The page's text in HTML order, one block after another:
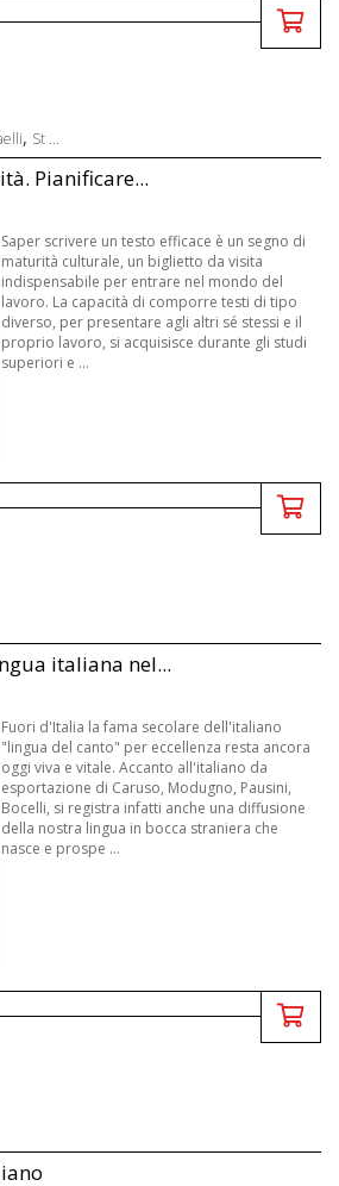
, St ...
Pianificare...
Saper scrivere un testo efficace è un segno di
maturità culturale, un biglietto da visita
indispensabile per entrare nel mondo del
lavoro. La capacità di comporre testi di tipo
diverso, per presentare agli altri sé stessi e il
proprio lavoro, si acquisisce durante gli studi
superiori e ...
italiana nel...
Fuori d'Italia la fama secolare dell'italiano
"lingua del canto" per eccellenza resta ancora
oggi viva e vitale. Accanto all'italiano da
esportazione di Caruso, Modugno, Pausini,
Bocelli, si registra infatti anche una diffusione
della nostra lingua in bocca straniera che
nasce e prospe ...